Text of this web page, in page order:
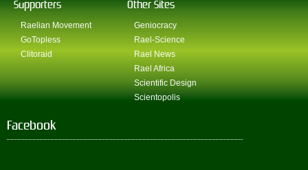
Supporters
Raelian Movement
GoTopless
Clitoraid
Other Sites
Geniocracy
Rael-Science
Rael News
Rael Africa
Scientific Design
Scientopolis
Facebook